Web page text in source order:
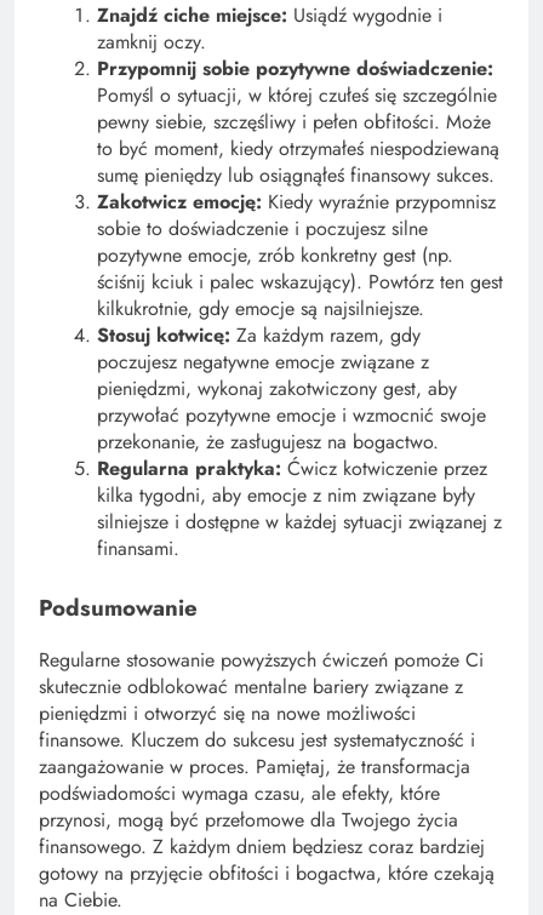
Znajdź ciche miejsce: Usiądź wygodnie i
zamknij oczy.
Przypomnij sobie pozytywne doświadczenie:
Pomyśl o sytuacji, w której czułeś się szczególnie
pewny siebie, szczęśliwy i pełen obfitości. Może
to być moment, kiedy otrzymałeś niespodziewaną
sumę pieniędzy lub osiągnąłeś finansowy sukces.
Zakotwicz emocję: Kiedy wyraźnie przypomnisz
sobie to doświadczenie i poczujesz silne
pozytywne emocje, zrób konkretny gest (np.
ściśnij kciuk i palec wskazujący). Powtórz ten gest
kilkukrotnie, gdy emocje są najsilniejsze.
Stosuj kotwicę: Za każdym razem, gdy
poczujesz negatywne emocje związane z
pieniędzmi, wykonaj zakotwiczony gest, aby
przywołać pozytywne emocje i wzmocnić swoje
przekonanie, że zasługujesz na bogactwo.
Regularna praktyka: Ćwicz kotwiczenie przez
kilka tygodni, aby emocje z nim związane były
silniejsze i dostępne w każdej sytuacji związanej z
finansami.
Podsumowanie
Regularne stosowanie powyższych ćwiczeń pomoże Ci
skutecznie odblokować mentalne bariery związane z
pieniędzmi i otworzyć się na nowe możliwości
finansowe. Kluczem do sukcesu jest systematyczność i
zaangażowanie w proces. Pamiętaj, że transformacja
podświadomości wymaga czasu, ale efekty, które
przynosi, mogą być przełomowe dla Twojego życia
finansowego. Z każdym dniem będziesz coraz bardziej
gotowy na przyjęcie obfitości i bogactwa, które czekają
na Ciebie.